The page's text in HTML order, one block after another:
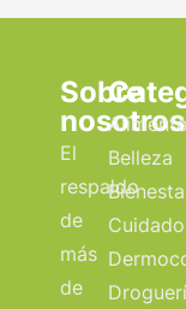
Sobre
nosotros
El
respaldo
de
más
de
Belleza